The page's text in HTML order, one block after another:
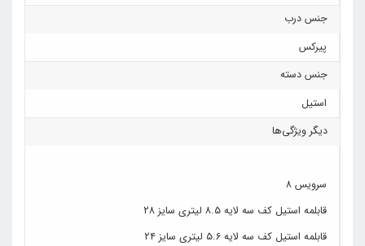
جنس درب
پیرکس
جنس دسته
استیل
دیگر ویژگی‌ها
سرویس ۸
قابلمه استیل کف سه لایه ۸.۵ لیتری سایز ۲۸
قابلمه استیل کف سه لایه ۵.۶ لیتری سایز ۲۴